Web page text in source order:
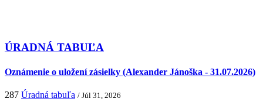
ÚRADNÁ TABUĽA
Oznámenie o uložení zásielky (Alexander Jánoška - 31.07.2026)
287 Úradná tabuľa / Júl 31, 2026